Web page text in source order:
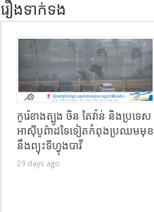
រឿងទាក់ទង
កូរ៉េខាងត្បូង ចិន តៃវ៉ាន់ និងប្រទេស
អាស៊ីបូព៌ាដទៃទៀតកំពុងប្រឈមមុខ
នឹងព្យុះទីហ្វុងបាវី
29 days ago